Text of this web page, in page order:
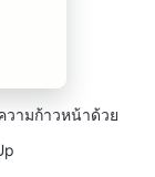
ามก้าวหน้าด้วย